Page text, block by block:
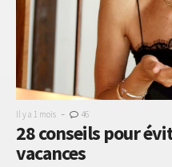
Il y a 1 mois - 46
28 conseils pour
vacances